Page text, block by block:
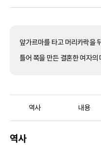
앞가르마를 타고 머리카락을
틀어 쪽을 만든 결혼한 여자의
역사 내용
역사